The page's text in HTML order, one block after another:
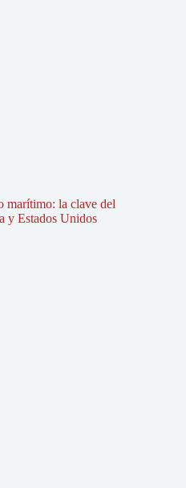
marítimo: la clave del
y Estados Unidos